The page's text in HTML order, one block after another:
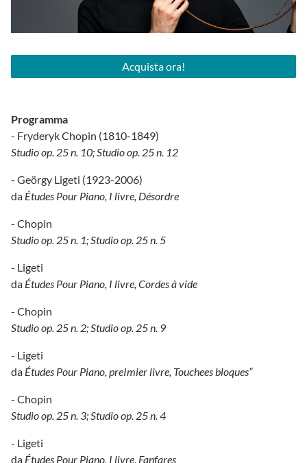
Acquista ora!
Programma
- Fryderyk Chopin (1810-1849)
Studio op. 25 n. 10; Studio op. 25 n. 12
- Geörgy Ligeti (1923-2006)
da Études Pour Piano, I livre, Désordre
- Chopin
Studio op. 25 n. 1; Studio op. 25 n. 5
- Ligeti
da Études Pour Piano, I livre, Cordes à vide
- Chopin
Studio op. 25 n. 2; Studio op. 25 n. 9
- Ligeti
da Études Pour Piano, preImier livre, Touchees bloques”
- Chopin
Studio op. 25 n. 3; Studio op. 25 n. 4
- Ligeti
da Études Pour Piano, I livre, Fanfares